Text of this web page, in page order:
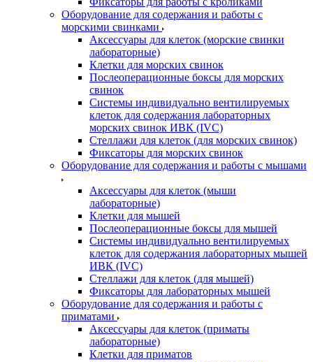
Оборудование для содержания и работы с
морскими свинками
Аксессуары для клеток (морские свинки
лабораторные)
Клетки для морских свинок
Послеоперационные боксы для морских
свинок
Системы индивидуально вентилируемых
клеток для содержания лабораторных
морских свинок ИВК (IVC)
Стеллажи для клеток (для морских свинок)
Фиксаторы для морских свинок
Оборудование для содержания и работы с мышами
Аксессуары для клеток (мыши
лабораторные)
Клетки для мышей
Послеоперационные боксы для мышей
Системы индивидуально вентилируемых
клеток для содержания лабораторных мышей
ИВК (IVC)
Стеллажи для клеток (для мышей)
Фиксаторы для лабораторных мышей
Оборудование для содержания и работы с
приматами
Аксессуары для клеток (приматы
лабораторные)
Клетки для приматов